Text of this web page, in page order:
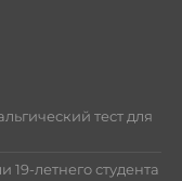
тест для
летнего студента